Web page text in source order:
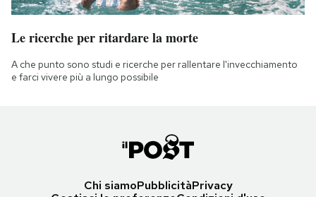
Le ricerche per ritardare la morte
A che punto sono studi e ricerche per rallentare l'invecchiamento
e farci vivere più a lungo possibile
Chi siamoPubblicitàPrivacy